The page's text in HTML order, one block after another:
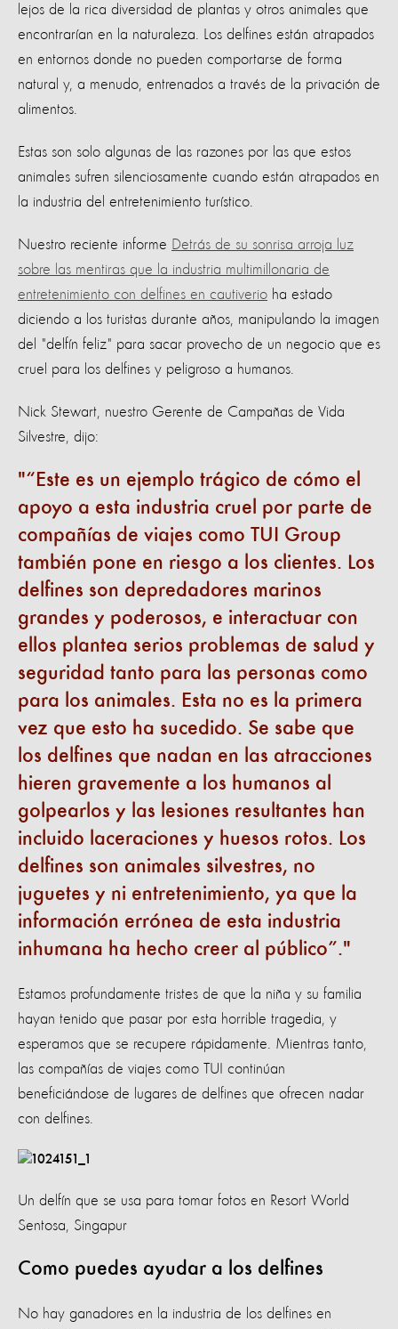
lejos de la rica diversidad de plantas y otros animales que
encontrarían en la naturaleza. Los delfines están atrapados
en entornos donde no pueden comportarse de forma
natural y, a menudo, entrenados a través de la privación de
alimentos.
Estas son solo algunas de las razones por las que estos
animales sufren silenciosamente cuando están atrapados en
la industria del entretenimiento turístico.
Nuestro reciente informe Detrás de su sonrisa arroja luz
sobre las mentiras que la industria multimillonaria de
entretenimiento con delfines en cautiverio ha estado
diciendo a los turistas durante años, manipulando la imagen
del "delfín feliz" para sacar provecho de un negocio que es
cruel para los delfines y peligroso a humanos.
Nick Stewart, nuestro Gerente de Campañas de Vida
Silvestre, dijo:
“Este es un ejemplo trágico de cómo el
apoyo a esta industria cruel por parte de
compañías de viajes como TUI Group
también pone en riesgo a los clientes. Los
delfines son depredadores marinos
grandes y poderosos, e interactuar con
ellos plantea serios problemas de salud y
seguridad tanto para las personas como
para los animales. Esta no es la primera
vez que esto ha sucedido. Se sabe que
los delfines que nadan en las atracciones
hieren gravemente a los humanos al
golpearlos y las lesiones resultantes han
incluido laceraciones y huesos rotos. Los
delfines son animales silvestres, no
juguetes y ni entretenimiento, ya que la
información errónea de esta industria
inhumana ha hecho creer al público”.
Estamos profundamente tristes de que la niña y su familia
hayan tenido que pasar por esta horrible tragedia, y
esperamos que se recupere rápidamente. Mientras tanto,
las compañías de viajes como TUI continúan
beneficiándose de lugares de delfines que ofrecen nadar
con delfines.
Un delfín que se usa para tomar fotos en Resort World
Sentosa, Singapur
Como puedes ayudar a los delfines
No hay ganadores en la industria de los delfines en